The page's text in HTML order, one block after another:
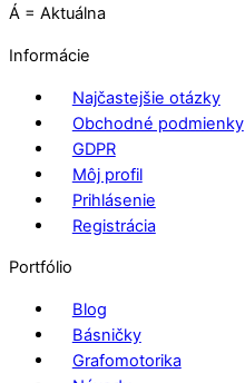
Á = Aktuálna
Informácie
Najčastejšie otázky
Obchodné podmienky
GDPR
Môj profil
Prihlásenie
Registrácia
Portfólio
Blog
Básničky
Grafomotorika